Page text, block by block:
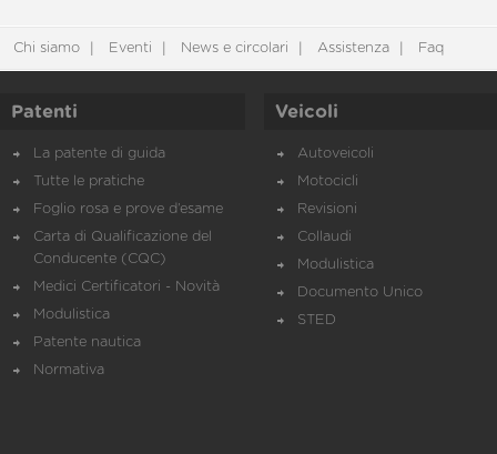
Chi siamo Eventi News e circolari Assistenza Faq
Patenti
La patente di guida
Tutte le pratiche
Foglio rosa e prove d’esame
Carta di Qualificazione del
Conducente (CQC)
Medici Certificatori - Novità
Modulistica
Patente nautica
Normativa
Veicoli
Autoveicoli
Motocicli
Revisioni
Collaudi
Modulistica
Documento Unico
STED